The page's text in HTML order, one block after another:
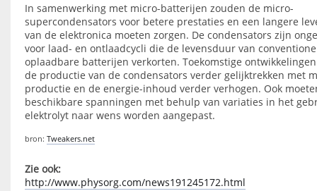
In samenwerking met micro-batterijen zouden de micro-
supercondensators voor betere prestaties en een langere
van de elektronica moeten zorgen. De condensators zijn
voor laad- en ontlaadcycli die de levensduur van
oplaadbare batterijen verkorten. Toekomstige
de productie van de condensators verder gelijktrekken met
productie en de energie-inhoud verder verhogen. Ook
beschikbare spanningen met behulp van variaties in het
elektrolyt naar wens worden aangepast.
bron: Tweakers.net
Zie ook:
http://www.physorg.com/news191245172.html